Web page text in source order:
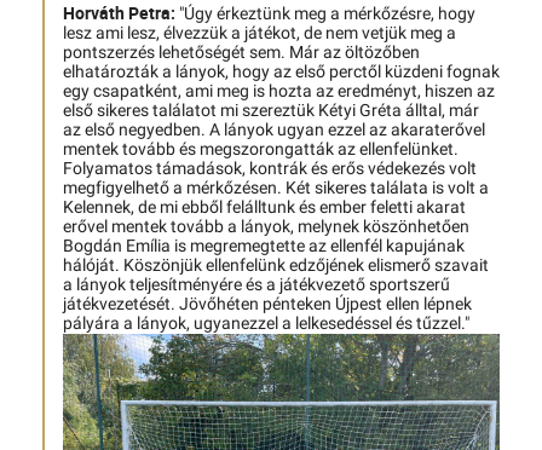
Horváth Petra: "Úgy érkeztünk meg a mérkőzésre, hogy
lesz ami lesz, élvezzük a játékot, de nem vetjük meg a
pontszerzés lehetőségét sem. Már az öltözőben
elhatározták a lányok, hogy az első perctől küzdeni fognak
egy csapatként, ami meg is hozta az eredményt, hiszen az
első sikeres találatot mi szereztük Kétyi Gréta álltal, már
az első negyedben. A lányok ugyan ezzel az akaraterővel
mentek tovább és megszorongatták az ellenfelünket.
Folyamatos támadások, kontrák és erős védekezés volt
megfigyelhető a mérkőzésen. Két sikeres találata is volt a
Kelennek, de mi ebből felálltunk és ember feletti akarat
erővel mentek tovább a lányok, melynek köszönhetően
Bogdán Emília is megremegtette az ellenfél kapujának
hálóját. Köszönjük ellenfelünk edzőjének elismerő szavait
a lányok teljesítményére és a játékvezető sportszerű
játékvezetését. Jövőhéten pénteken Újpest ellen lépnek
pályára a lányok, ugyanezzel a lelkesedéssel és tűzzel."